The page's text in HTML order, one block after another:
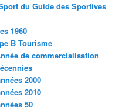
du Guide des Sportives
1960
B Tourisme
de commercialisation
2000
2010
50